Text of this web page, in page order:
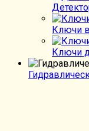
Ключи
Ключи